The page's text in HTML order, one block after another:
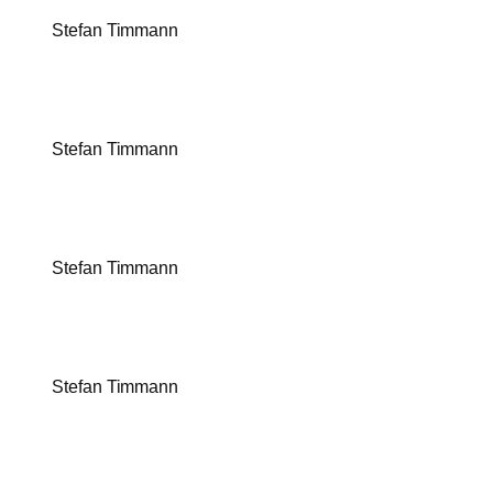
Stefan Timmann
Stefan Timmann
Stefan Timmann
Stefan Timmann